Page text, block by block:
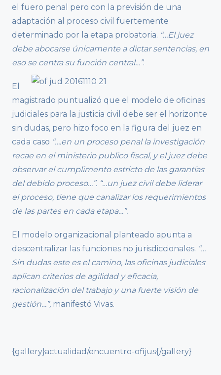
el fuero penal pero con la previsión de una
adaptación al proceso civil fuertemente
determinado por la etapa probatoria. “…El juez
debe abocarse únicamente a dictar sentencias, en
eso se centra su función central…”.
El
magistrado puntualizó que el modelo de oficinas
judiciales para la justicia civil debe ser el horizonte
sin dudas, pero hizo foco en la figura del juez en
cada caso “….en un proceso penal la investigación
recae en el ministerio publico fiscal, y el juez debe
observar el cumplimento estricto de las garantías
del debido proceso…”. “…un juez civil debe liderar
el proceso, tiene que canalizar los requerimientos
de las partes en cada etapa…”.
El modelo organizacional planteado apunta a
descentralizar las funciones no jurisdiccionales. “…
Sin dudas este es el camino, las oficinas judiciales
aplican criterios de agilidad y eficacia,
racionalización del trabajo y una fuerte visión de
gestión…”, manifestó Vivas.
{gallery}actualidad/encuentro-ofijus{/gallery}